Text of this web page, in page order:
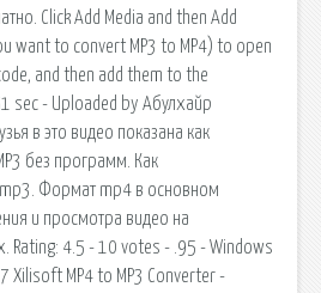
Click Add Media and then Add
want to convert MP3 to MP4) to open
and then add them to the
sec - Uploaded by Абулхайр
в это видео показана как
без программ. Как
Формат mp4 в основном
и просмотра видео на
Rating: 4.5 - 10 votes - .95 - Windows
Xilisoft MP4 to MP3 Converter -